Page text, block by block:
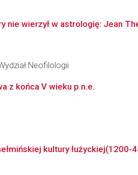
wierzył w astrologię: Jean
Neofilologii
z końca V wieku p.n.e.
kultury łużyckiej(1200-